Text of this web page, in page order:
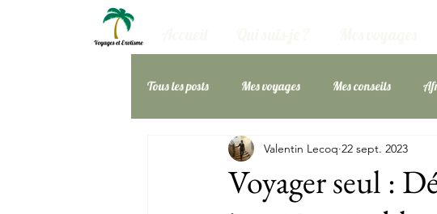
Tous les posts Mes voyages Mes conseils
Amérique du Nord Mes Bons Plans
Voyager seul :
Valentin Lecoq 22 sept. 2023